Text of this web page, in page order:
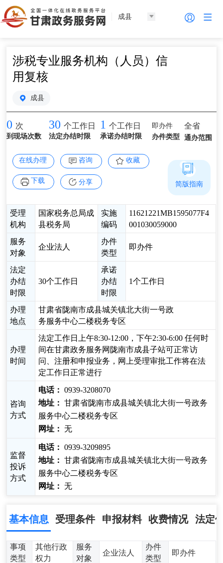
成县
涉税专业服务机构（人员）信
用复核
成县
0 次
到现场次数
30 个工作日
法定办结时限
1 个工作日
承诺办结时限
即办件
办件类型
全省
通办范围
在线办理 咨询 收藏
下载 分享
受理
机构
国家税务总局成
县税务局
实施
编码
11621221MB1595077F4
001030059000
服务
对象
企业法人
办件
类型
即办件
法定
办结
时限
30个工作日
承诺
办结
时限
1个工作日
办理
地点
甘肃省陇南市成县城关镇北大街一号政
务服务中心二楼税务专区
办理
时间
法定工作日上午8:30-12:00，下午2:30-6:00 任何时
间在甘肃政务服务网陇南市成县子站可正常访
问、注册和申报业务，网上受理审批工作将在法
定工作日正常进行
咨询
方式
电话： 0939-3208070
地址： 甘肃省陇南市成县城关镇北大街一号政务
服务中心二楼税务专区
网址： 无
监督
投诉
方式
电话： 0939-3209895
地址： 甘肃省陇南市成县城关镇北大街一号政务
服务中心二楼税务专区
网址： 无
简版指南
基本信息 受理条件 申报材料 收费情况 法定
事项
类型
其他行政
权力
服务
对象
企业法人
办件
类型
即办件